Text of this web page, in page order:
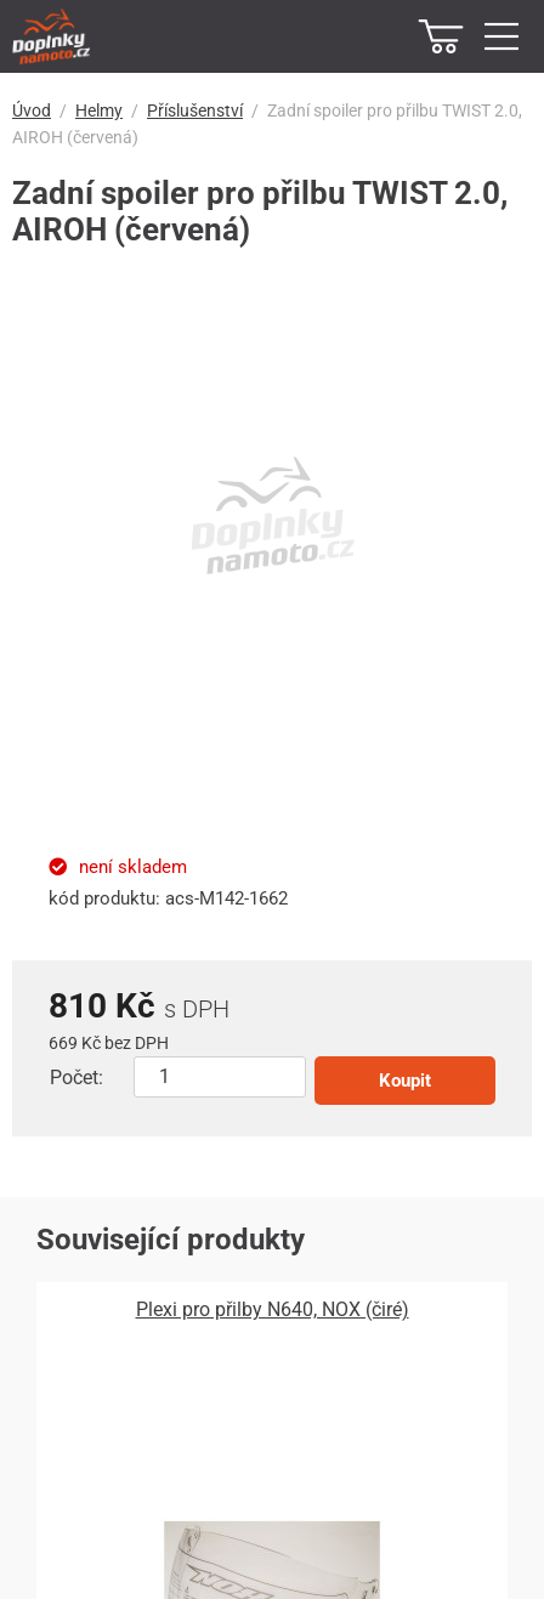
Úvod Helmy Příslušenství
Zadní spoiler pro přilbu TWIST 2.0,
AIROH (červená)
Zadní spoiler pro přilbu TWIST 2.0,
AIROH (červená)
není skladem
kód produktu: acs-M142-1662
810 Kč s DPH
669 Kč bez DPH
Počet: Koupit
Související produkty
Plexi pro přilby N640, NOX (čiré)